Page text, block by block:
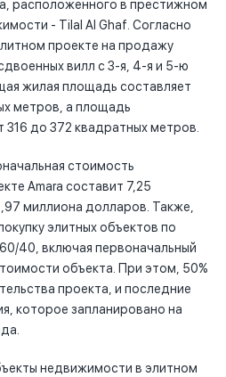
расположенного в престижном
- Tilal Al Ghaf. Согласно
проекте на продажу
вилл с 3-я, 4-я и 5-ю
жилая площадь составляет
метров, а площадь
316 до 372 квадратных метров.
стоимость
Amara составит 7,25
миллиона долларов. Также,
элитных объектов по
40, включая первоначальный
объекта. При этом, 50%
проекта, и последние
которое запланировано на
недвижимости в элитном